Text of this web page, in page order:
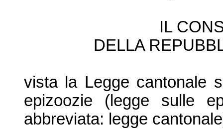
IL
DELLA
vista la Legge cantonale
epizoozie (legge sulle
abbreviata: legge